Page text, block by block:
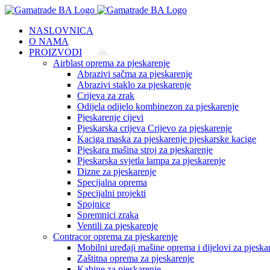
Skip
contentNASLOVNICA
O NAMA
PROIZVODI
Airblast oprema za pjeskarenje
Abrazivi sačma za pjeskarenje
Abrazivi staklo za pjeskarenje
Crijeva za zrak
Odijela odijelo kombinezon za pjeskarenje
Pjeskarenje cijevi
Pjeskarska crijeva Crijevo za pjeskarenje
Kaciga maska za pjeskarenje pjeskarske kacige
Pjeskara mašina stroj za pjeskarenje
Pjeskarska svjetla lampa za pjeskarenje
Dizne za pjeskarenje
Specijalna oprema
Specijalni projekti
Spojnice
Spremnici zraka
Ventili za pjeskarenje
Contracor oprema za pjeskarenje
Mobilni uređaji mašine oprema i dijelovi za
Zaštitna oprema za pjeskarenje